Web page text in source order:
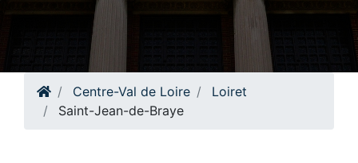
Centre-Val de Loire
Loiret
Saint-Jean-de-Braye